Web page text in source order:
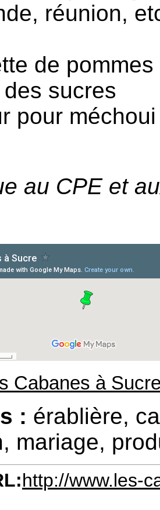
réunion,
de pommes
sucres
pour méchoui
au CPE et
Cabanes à
: érablière,
mariage,
http://www.les-